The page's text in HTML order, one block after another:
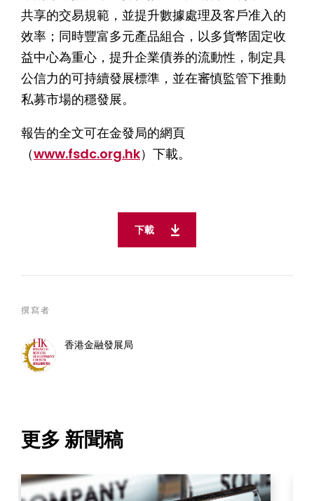
共享的交易規範，並提升數據處理及客戶准入的
效率；同時豐富多元產品組合，以多貨幣固定收
益中心為重心，提升企業債券的流動性，制定具
公信力的可持續發展標準，並在審慎監管下推動
私募市場的穩發展。
報告的全文可在金發局的網頁
（www.fsdc.org.hk）下載。
下載
撰寫者
香港金融發展局
更多 新聞稿